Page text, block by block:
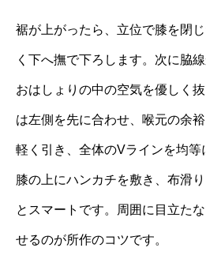
裾が上がったら、立位で膝を閉
く下へ撫で下ろします。次に脇
おはしょりの中の空気を優しく
は左側を先に合わせ、喉元の余
軽く引き、全体のVラインを均等
膝の上にハンカチを敷き、布滑
とスマートです。周囲に目立た
せるのが所作のコツです。